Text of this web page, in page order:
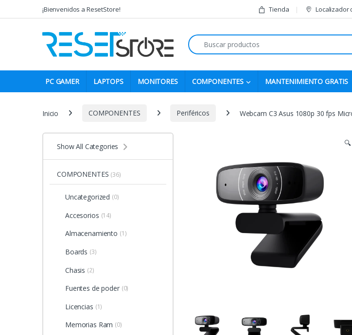
Skip to navigation
Skip to content¡Bienvenidos a ResetStore! Tienda Localizador
Search for:
PC GAMER LAPTOPS MONITORES COMPONENTES MANTENIMIENTO GRATIS
Inicio COMPONENTES Periféricos Webcam C3 Asus 1080p 30 fps
🔍
Show All Categories
COMPONENTES (36)
Uncategorized (0)
Accesorios (14)
Almacenamiento (1)
Boards (3)
Chasis (2)
Fuentes de poder (0)
Licencias (1)
Memorias Ram (0)